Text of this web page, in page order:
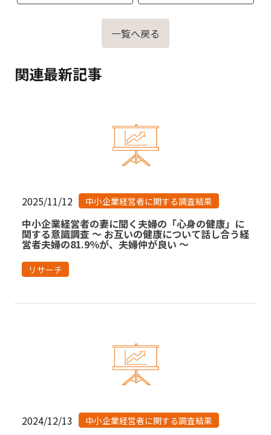
一覧へ戻る
関連最新記事
2025/11/12 中小企業経営者に関する調査結果
中小企業経営者の妻に聞く夫婦の「心身の健康」に
関する意識調査 ～ お互いの健康について話し合う経
営者夫婦の81.9％が、夫婦仲が良い ～
リサーチ
2024/12/13 中小企業経営者に関する調査結果